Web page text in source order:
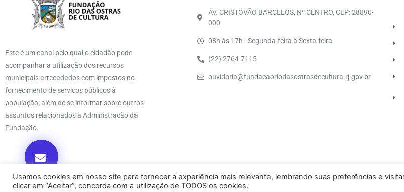
Este é um canal pelo qual o cidadão pode
acompanhar a utilização dos recursos
municipais arrecadados com impostos no
fornecimento de serviços públicos à
população, além de se informar sobre outros
assuntos relacionados à Administração da
Fundação.
AV. CRISTÓVÃO BARCELOS, Nº CENTRO, CEP: 28890-
000
08h às 17h - Segunda-feira à Sexta-feira
(22) 2764-7115
ouvidoria@fundacaoriodasostrasdecultura.rj.gov.br
© 2026. TODOS OS DIREITOS RESERVADOS.
Usamos cookies em nosso site para fornecer a experiência mais relevante, lembrando suas preferências e
clicar em “Aceitar”, concorda com a utilização de TODOS os cookies.